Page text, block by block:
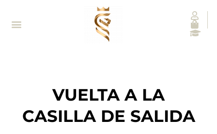
VUELTA A LA
CASILLA DE SALIDA